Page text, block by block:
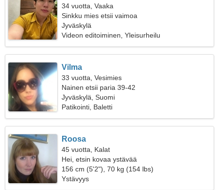
34 vuotta, Vaaka
Sinkku mies etsii vaimoa
Jyväskylä
Videon editoiminen, Yleisurheilu
Vilma
33 vuotta, Vesimies
Nainen etsii paria 39-42
Jyväskylä, Suomi
Patikointi, Baletti
Roosa
45 vuotta, Kalat
Hei, etsin kovaa ystävää
156 cm (5'2"), 70 kg (154 lbs)
Ystävyys